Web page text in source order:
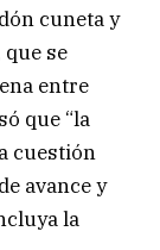
cuneta y
se
entre
que “la
cuestión
avance y
la